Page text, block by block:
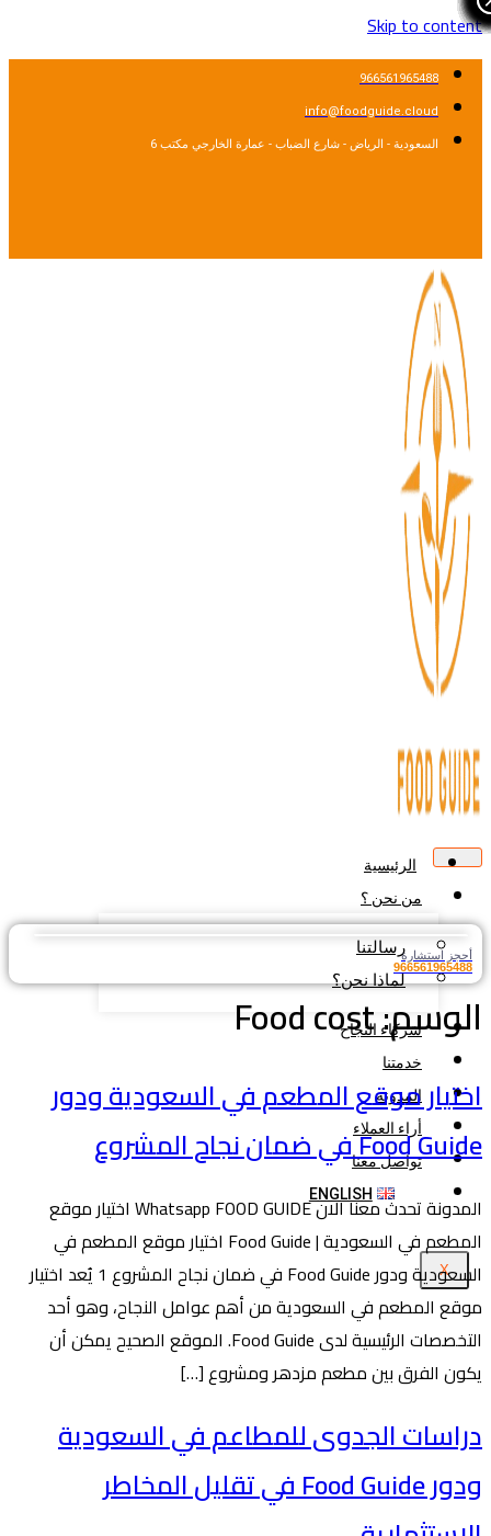
Skip to content
966561965488
info@foodguide.cloud
السعودية - الرياض - شارع الضباب - عمارة الخارجي مكتب 6
الرئيسية
من نحن ؟
رسالتنا
لماذا نحن؟
شركاء النجاح
خدمتنا
المدونة
أراء العملاء
تواصل معنا
ENGLISH
X
أحجز استشارة
966561965488
الوسم:Food cost
اختيار موقع المطعم في السعودية ودور
Food Guide في ضمان نجاح المشروع
المدونة تحدث معنا الان Whatsapp FOOD GUIDE اختيار موقع
المطعم في السعودية | Food Guide اختيار موقع المطعم في
السعودية ودور Food Guide في ضمان نجاح المشروع 1 يُعد اختيار
موقع المطعم في السعودية من أهم عوامل النجاح، وهو أحد
التخصصات الرئيسية لدى Food Guide. الموقع الصحيح يمكن أن
يكون الفرق بين مطعم مزدهر ومشروع […]
دراسات الجدوى للمطاعم في السعودية
ودور Food Guide في تقليل المخاطر